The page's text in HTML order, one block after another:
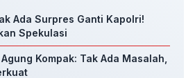
Ada Surpres Ganti Kapolri!
Spekulasi
Kompak: Tak Ada Masalah,